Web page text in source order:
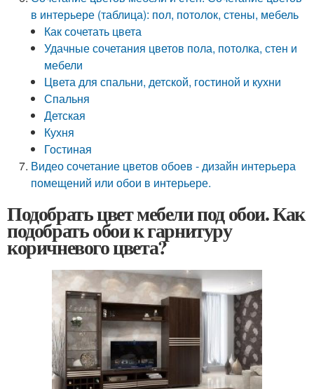
в интерьере (таблица): пол, потолок, стены, мебель
Как сочетать цвета
Удачные сочетания цветов пола, потолка, стен и
мебели
Цвета для спальни, детской, гостиной и кухни
Спальня
Детская
Кухня
Гостиная
Видео сочетание цветов обоев - дизайн интерьера
помещений или обои в интерьере.
Подобрать цвет мебели под обои. Как
подобрать обои к гарнитуру
коричневого цвета?